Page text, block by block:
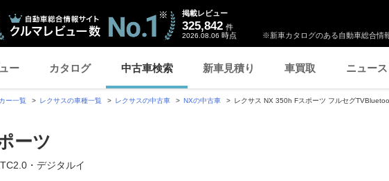
※新車カタログのある自動車総合情
掲載レビュー
325,842 件
2026.08.06 時点
ー カタログ 中古車検索 新車見積り 車買取 ニュース
ー一覧 レクサスの車種一覧 レクサスの中古車 NXの中古車 レクサス NX 350h Fスポーツ フルセグ
ーツ
・デジタルイ